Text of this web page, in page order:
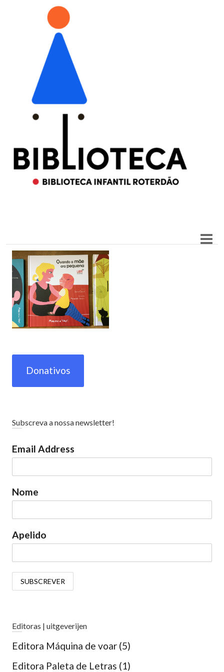
Donativos
Subscreva a nossa newsletter!
Email Address
Nome
Apelido
Editoras | uitgeverijen
Editora Máquina de voar (5)
Editora Paleta de Letras (1)